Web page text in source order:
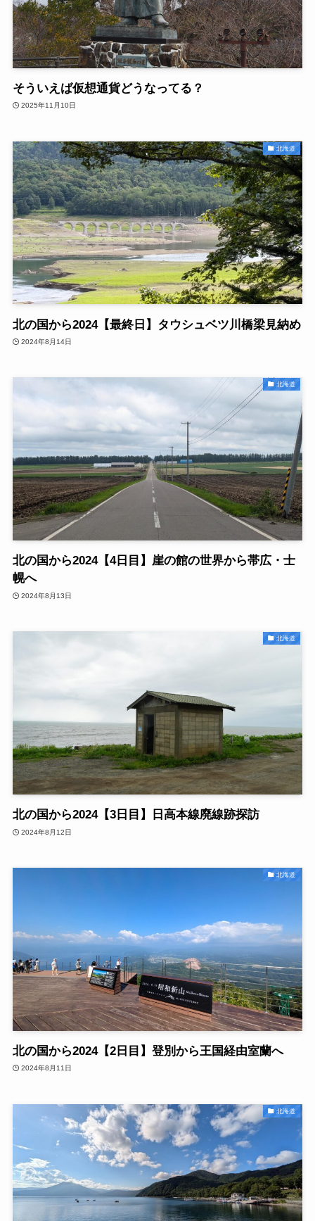
そういえば仮想通貨どうなってる？
2025年11月10日
北海道
北の国から2024【最終日】タウシュベツ川橋梁見納め
2024年8月14日
北海道
北の国から2024【4日目】崖の館の世界から帯広・士
幌へ
2024年8月13日
北海道
北の国から2024【3日目】日高本線廃線跡探訪
2024年8月12日
北海道
北の国から2024【2日目】登別から王国経由室蘭へ
2024年8月11日
北海道